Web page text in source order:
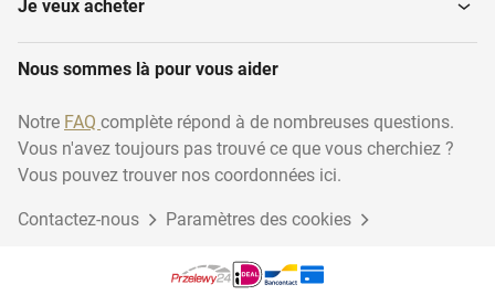
Je veux acheter
Nous sommes là pour vous aider
Notre FAQ complète répond à de nombreuses questions.
Vous n'avez toujours pas trouvé ce que vous cherchiez ?
Vous pouvez trouver nos coordonnées ici.
Contactez-nous Paramètres des cookies